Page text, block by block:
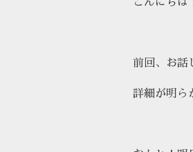
前回、お話
詳細が明ら